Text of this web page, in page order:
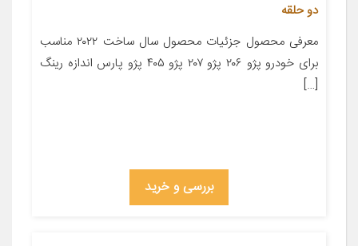
دو حلقه
معرفی محصول جزئیات محصول سال ساخت ۲۰۲۲ مناسب
برای خودرو پژو ۲۰۶ پژو ۲۰۷ پژو ۴۰۵ پژو پارس اندازه رینگ
[…]
بررسی و خرید